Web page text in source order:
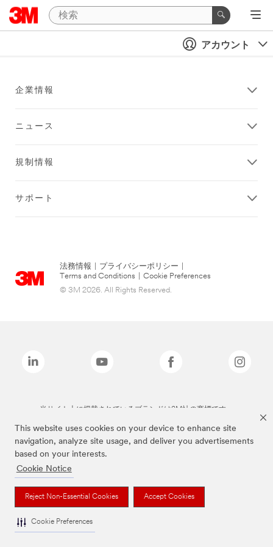
This website uses cookies on your device to enhance site
navigation, analyze site usage, and deliver you advertisements
based on your interests.
Cookie Notice
Reject Non-Essential Cookies Accept Cookies
Cookie Preferences
アカウント
企業情報
ニュース
規制情報
サポート
法務情報 プライバシーポリシー
Terms and Conditions
Cookie Preferences
© 3M 2026. All Rights Reserved.
当サイト上に掲載されているブランドは3M社の商標です。